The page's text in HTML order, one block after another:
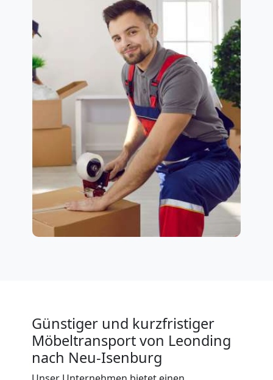
Günstiger und kurzfristiger
Möbeltransport von Leonding
nach Neu-Isenburg